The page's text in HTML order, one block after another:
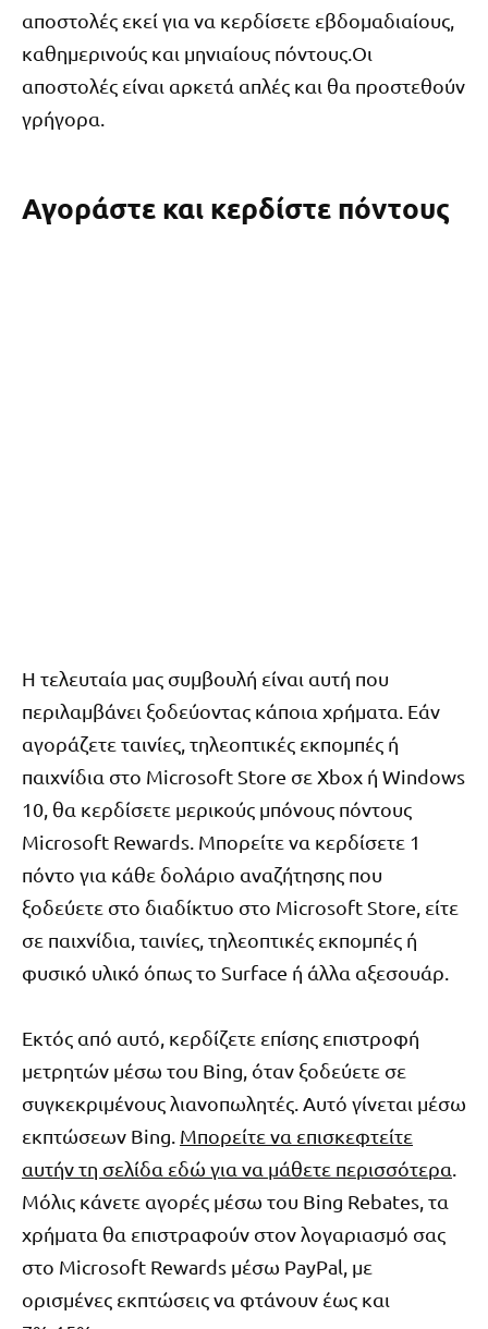
αποστολές εκεί για να κερδίσετε εβδομαδιαίους,
καθημερινούς και μηνιαίους πόντους.Οι
αποστολές είναι αρκετά απλές και θα προστεθούν
γρήγορα.
Αγοράστε και κερδίστε πόντους
Η τελευταία μας συμβουλή είναι αυτή που
περιλαμβάνει ξοδεύοντας κάποια χρήματα. Εάν
αγοράζετε ταινίες, τηλεοπτικές εκπομπές ή
παιχνίδια στο Microsoft Store σε Xbox ή Windows
10, θα κερδίσετε μερικούς μπόνους πόντους
Microsoft Rewards. Μπορείτε να κερδίσετε 1
πόντο για κάθε δολάριο αναζήτησης που
ξοδεύετε στο διαδίκτυο στο Microsoft Store, είτε
σε παιχνίδια, ταινίες, τηλεοπτικές εκπομπές ή
φυσικό υλικό όπως το Surface ή άλλα αξεσουάρ.
Εκτός από αυτό, κερδίζετε επίσης επιστροφή
μετρητών μέσω του Bing, όταν ξοδεύετε σε
συγκεκριμένους λιανοπωλητές. Αυτό γίνεται μέσω
εκπτώσεων Bing. Μπορείτε να επισκεφτείτε
αυτήν τη σελίδα εδώ για να μάθετε περισσότερα
Μόλις κάνετε αγορές μέσω του Bing Rebates, τα
χρήματα θα επιστραφούν στον λογαριασμό σας
στο Microsoft Rewards μέσω PayPal, με
ορισμένες εκπτώσεις να φτάνουν έως και